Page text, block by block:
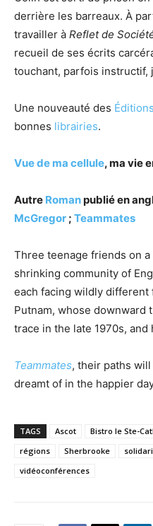
derrière les barreaux. À
travailler à Reflet de
recueil de ses écrits
touchant, parfois instructif,
Une nouveauté des
bonnes librairies.
Vue de ma cellule, ma vie
Autre Romanpublié en
McGregor ; Teammates
Three teenage friends on
shrinking community of
each facing wildly different
Putnam, whose downward
trace in the late 1970s, and
Teammates, their paths
dreamt of in the happier
TAGS Ascot Bistro le Ste-
régions
Sherbrooke
vidéoconférences